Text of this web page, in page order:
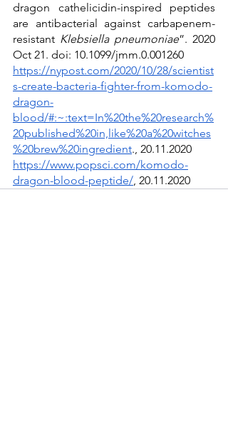
dragon cathelicidin-inspired peptides
are antibacterial against carbapenem-
resistant Klebsiella pneumoniae”. 2020
Oct 21. doi: 10.1099/jmm.0.001260
https://nypost.com/2020/10/28/scientist
s-create-bacteria-fighter-from-komodo-
dragon-
blood/#:~:text=In%20the%20research%
20published%20in,like%20a%20witches
%20brew%20ingredient., 20.11.2020
https://www.popsci.com/komodo-
dragon-blood-peptide/, 20.11.2020